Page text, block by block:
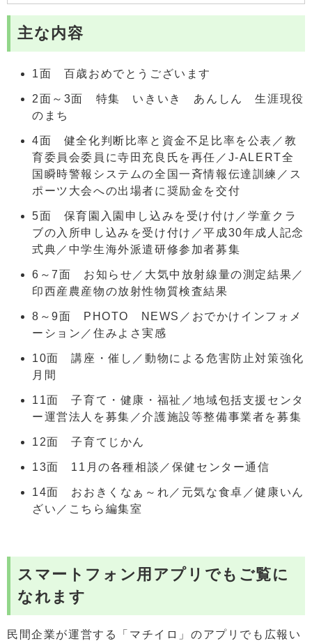
主な内容
1面 百歳おめでとうございます
2面～3面 特集 いきいき あんしん 生涯現役
のまち
4面 健全化判断比率と資金不足比率を公表／教
育委員会委員に寺田充良氏を再任／J-ALERT全
国瞬時警報システムの全国一斉情報伝達訓練／ス
ポーツ大会への出場者に奨励金を交付
5面 保育園入園申し込みを受け付け／学童クラ
ブの入所申し込みを受け付け／平成30年成人記念
式典／中学生海外派遣研修参加者募集
6～7面 お知らせ／大気中放射線量の測定結果／
印西産農産物の放射性物質検査結果
8～9面 PHOTO NEWS／おでかけインフォメ
ーション／住みよさ実感
10面 講座・催し／動物による危害防止対策強化
月間
11面 子育て・健康・福祉／地域包括支援センタ
ー運営法人を募集／介護施設等整備事業者を募集
12面 子育てじかん
13面 11月の各種相談／保健センター通信
14面 おおきくなぁ～れ／元気な食卓／健康いん
ざい／こちら編集室
スマートフォン用アプリでもご覧に
なれます
民間企業が運営する「マチイロ」のアプリでも広報い